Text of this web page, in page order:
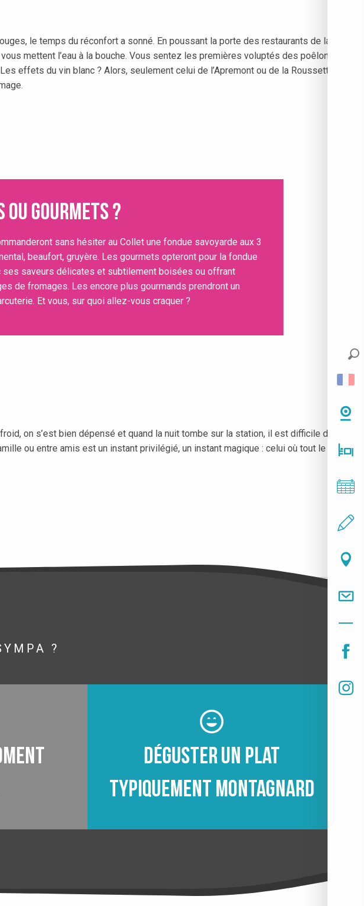
le temps du réconfort a sonné. En poussant la porte des restaurants de la
mettent l’eau à la bouche. Vous sentez les premières voluptés des poêlons
effets du vin blanc ? Alors, seulement celui de l’Apremont ou de la Roussette
ou gourmets ?
sans hésiter au Collet une fondue savoyarde aux 3
beaufort, gruyère. Les gourmets opteront pour la fondue
ses saveurs délicates et subtilement boisées ou offrant
de fromages. Les encore plus gourmands prendront un
Et vous, sur quoi allez-vous craquer ?
on s’est bien dépensé et quand la nuit tombe sur la station, il est difficile de
ou entre amis est un instant privilégié, un instant magique : celui où tout le
?
Déguster un plat
typiquement montagnard